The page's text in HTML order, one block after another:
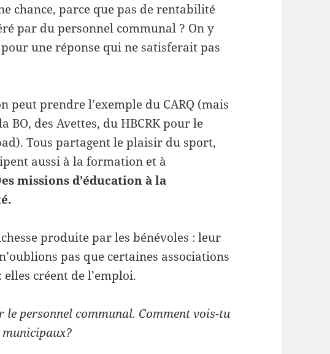
chance, parce que pas de rentabilité
par du personnel communal ? On y
une réponse qui ne satisferait pas
peut prendre l’exemple du CARQ (mais
des Avettes, du HBCRK pour le
Tous partagent le plaisir du sport,
aussi à la formation et à
missions d’éducation à la
produite par les bénévoles : leur
pas que certaines associations
créent de l’emploi.
le personnel communal. Comment vois-tu